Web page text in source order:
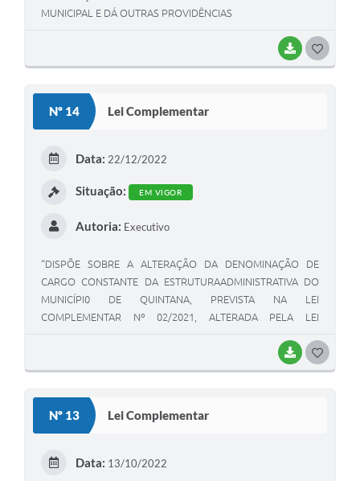
BAIXAR
MUNICIPAL E DÁ OUTRAS PROVIDÊNCIAS
Nº 14 Lei Complementar
BAIXAR
Data: 22/12/2022
Situação: EM VIGOR
Autoria: Executivo
“DISPÕE SOBRE A ALTERAÇÃO DA DENOMINAÇÃO DE
CARGO CONSTANTE DA ESTRUTURAADMINISTRATIVA DO
MUNICÍPI0 DE QUINTANA, PREVISTA NA LEI
COMPLEMENTAR Nº 02/2021, ALTERADA PELA LEI
Nº 13 Lei Complementar
Data: 13/10/2022